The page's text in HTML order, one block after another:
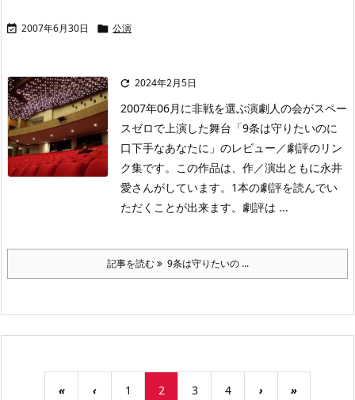
 2007年6月30日  公演
 2024年2月5日
2007年06月に非戦を選ぶ演劇人の会がスペー
スゼロで上演した舞台「9条は守りたいのに
口下手なあなたに」のレビュー／劇評のリン
ク集です。この作品は、作／演出ともに永井
愛さんがしています。1本の劇評を読んでい
ただくことが出来ます。劇評は ...
記事を読む 9条は守りたいの ...
« ‹ 1 2 3 4 › »